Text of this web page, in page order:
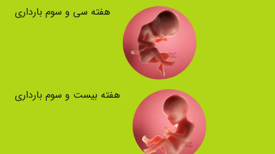
هفته سی و سوم بارداری
هفته بیست و سوم بارداری